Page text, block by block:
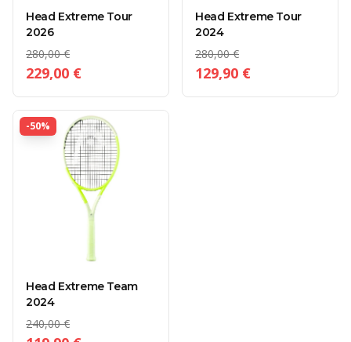
Head Extreme Tour
2026
280,00 €
229,00 €
Head Extreme Tour
2024
280,00 €
129,90 €
-50%
Head Extreme Team
2024
240,00 €